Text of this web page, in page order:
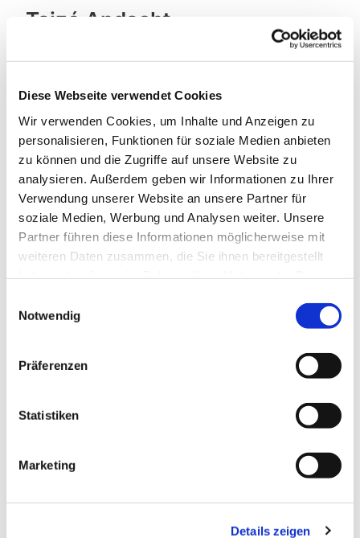
Diese Webseite verwendet Cookies
Wir verwenden Cookies, um Inhalte und Anzeigen zu
personalisieren, Funktionen für soziale Medien anbieten
zu können und die Zugriffe auf unsere Website zu
analysieren. Außerdem geben wir Informationen zu Ihrer
Verwendung unserer Website an unsere Partner für
soziale Medien, Werbung und Analysen weiter. Unsere
Partner führen diese Informationen möglicherweise mit
weiteren Daten zusammen, die Sie ihnen bereitgestellt
Notwendig
Präferenzen
Statistiken
Marketing
Details zeigen
Taizé Andacht
Donnerstag, 8. Oktober 2026, 18:00
Uhr
Kassel
Donnerstag in ungeraden